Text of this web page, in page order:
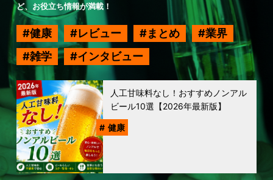
ど、お役立ち情報が満載！
健康 レビュー まとめ
業界
雑学
インタビュー
人工甘味料なし！おすすめノンアル
ビール10選【2026年最新版】
健康